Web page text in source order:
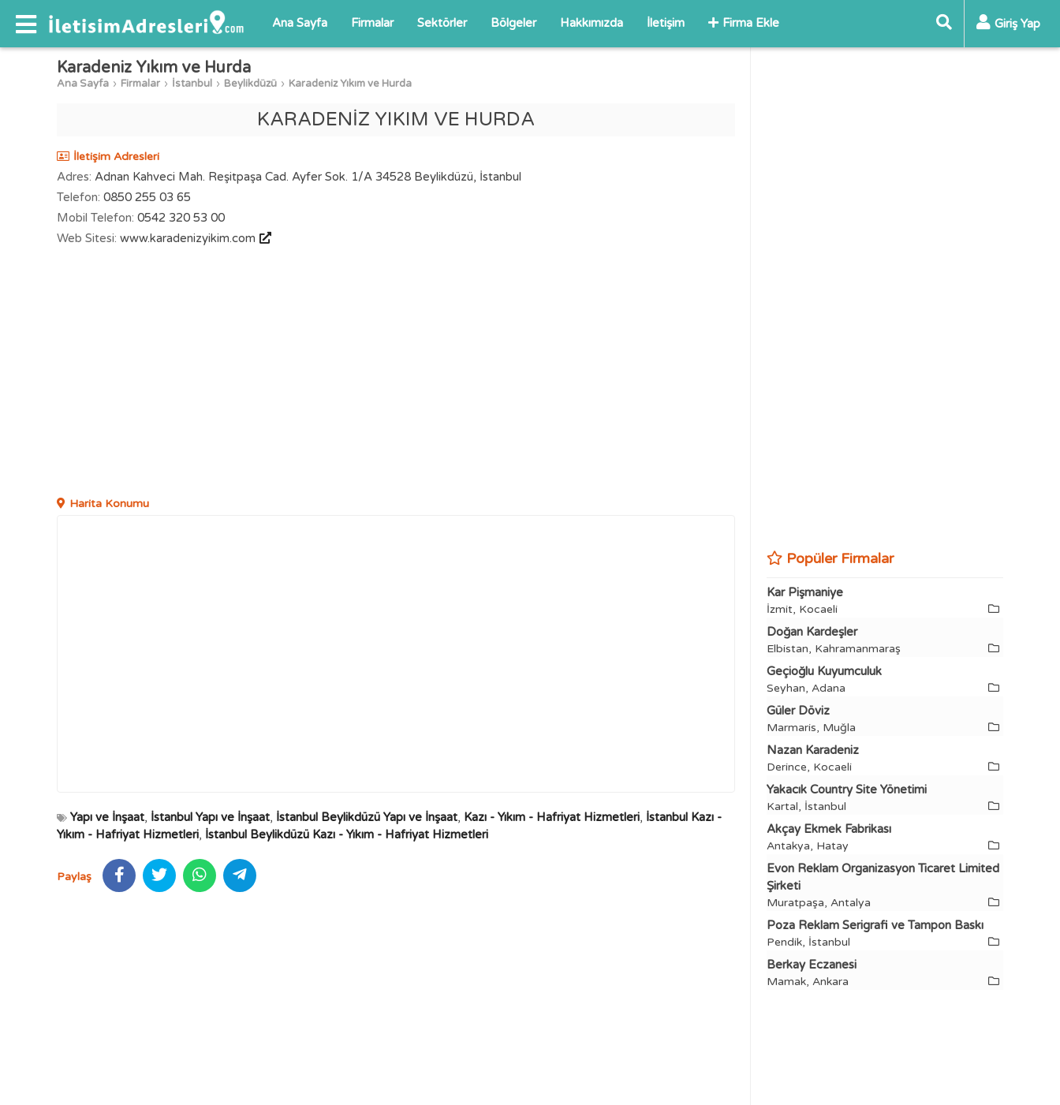
Ana Sayfa Firmalar Sektörler Bölgeler Hakkımızda İletişim Firma Ekle Giriş Yap
Karadeniz Yıkım ve Hurda
Ana Sayfa Firmalar İstanbul Beylikdüzü Karadeniz Yıkım ve Hurda
KARADENİZ YIKIM VE HURDA
İletişim Adresleri
Adres: Adnan Kahveci Mah. Reşitpaşa Cad. Ayfer Sok. 1/A 34528 Beylikdüzü, İstanbul
Telefon: 0850 255 03 65
Mobil Telefon: 0542 320 53 00
Web Sitesi: www.karadenizyikim.com
Harita Konumu
Yapı ve İnşaat, İstanbul Yapı ve İnşaat, İstanbul Beylikdüzü Yapı ve İnşaat, Kazı - Yıkım - Hafriyat Hizmetleri, İstanbul Kazı -
Yıkım - Hafriyat Hizmetleri, İstanbul Beylikdüzü Kazı - Yıkım - Hafriyat Hizmetleri
Paylaş
Popüler Firmalar
Kar Pişmaniye
İzmit, Kocaeli
Doğan Kardeşler
Elbistan, Kahramanmaraş
Geçioğlu Kuyumculuk
Seyhan, Adana
Güler Döviz
Marmaris, Muğla
Nazan Karadeniz
Derince, Kocaeli
Yakacık Country Site Yönetimi
Kartal, İstanbul
Akçay Ekmek Fabrikası
Antakya, Hatay
Evon Reklam Organizasyon Ticaret Limited
Şirketi
Muratpaşa, Antalya
Poza Reklam Serigrafi ve Tampon Baskı
Pendik, İstanbul
Berkay Eczanesi
Mamak, Ankara